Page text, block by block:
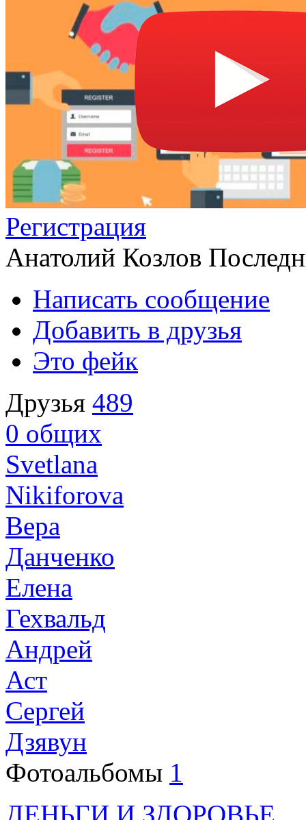
Регистрация
Анатолий Козлов
Написать сообщение
Добавить в друзья
Это фейк
Друзья 489
0 общих
Svetlana
Nikiforova
Вера
Данченко
Елена
Гехвальд
Андрей
Аст
Сергей
Дзявун
Фотоальбомы 1